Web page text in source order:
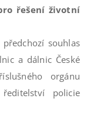
řešení životní
souhlas
a dálnic České
orgánu
policie